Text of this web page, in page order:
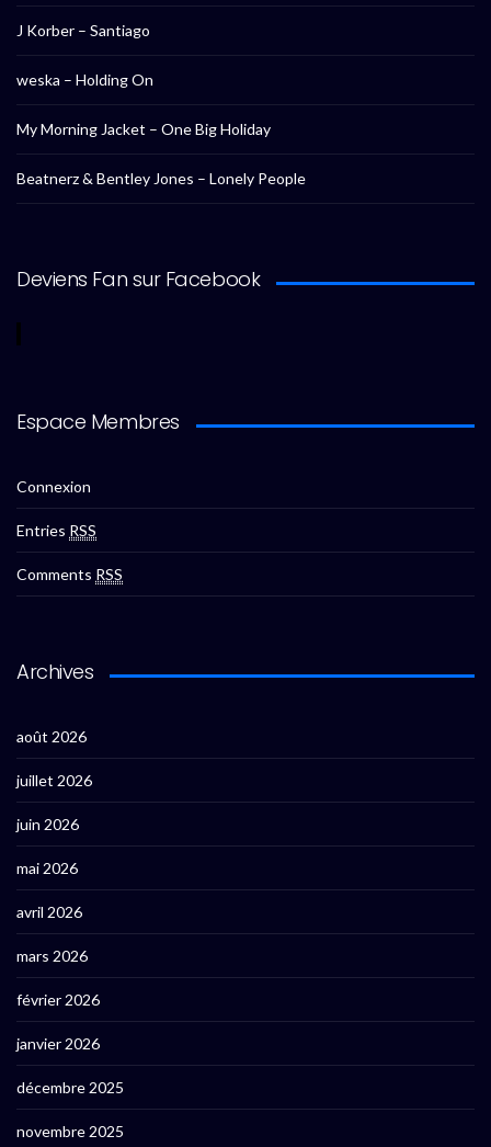
J Korber – Santiago
weska – Holding On
My Morning Jacket – One Big Holiday
Beatnerz & Bentley Jones – Lonely People
Deviens Fan sur Facebook
Espace Membres
Connexion
Entries RSS
Comments RSS
Archives
août 2026
juillet 2026
juin 2026
mai 2026
avril 2026
mars 2026
février 2026
janvier 2026
décembre 2025
novembre 2025